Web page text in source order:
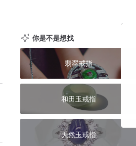
你是不是想找
翡翠戒指
和田玉戒指
天然玉戒指